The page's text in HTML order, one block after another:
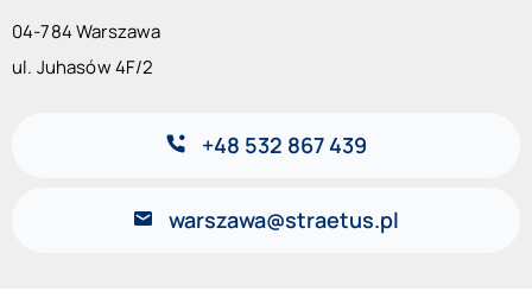
04-784 Warszawa
ul. Juhasów 4F/2
+48 532 867 439
warszawa@straetus.pl